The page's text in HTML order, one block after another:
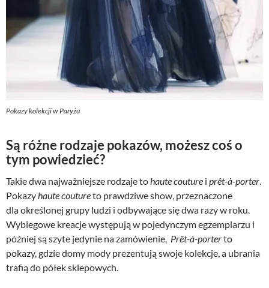
Pokazy kolekcji w Paryżu
Są różne rodzaje pokazów, możesz coś o
tym powiedzieć?
Takie dwa najważniejsze rodzaje tohaute couture i prêt-à-porter.
Pokazyhaute coutureto prawdziwe show, przeznaczone
dla określonej grupy ludzi i odbywające się dwa razy w roku.
Wybiegowe kreacje występują w pojedynczym egzemplarzu i
później są szyte jedynie na zamówienie, Prêt-à-porterto
pokazy, gdzie domy mody prezentują swoje kolekcje, a ubrania
trafią do półek sklepowych.